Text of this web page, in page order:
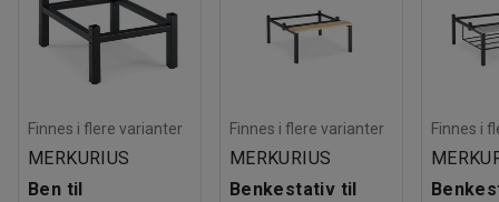
Finnes i flere varianter
MERKURIUS
Ben til
Finnes i flere varianter
MERKURIUS
Benkestativ til
Finnes i